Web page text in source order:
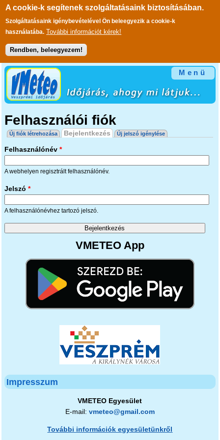
A cookie-k segítenek szolgáltatásaink biztosításában.
Szolgáltatásaink igénybevételével Ön beleegyezik a cookie-k
használatába. További információt kérek!
Rendben, beleegyezem!
Ugrás a tartalomra
Menü
Felhasználói fiók
Elsődleges fülek
Új fiók létrehozása Bejelentkezés (aktív fül)
Új jelszó igénylése
Felhasználónév *
A webhelyen regisztrált felhasználónév.
Jelszó *
A felhasználónévhez tartozó jelszó.
VMETEO App
Impresszum
VMETEO Egyesület
E-mail: vmeteo@gmail.com
További információk egyesületünkről